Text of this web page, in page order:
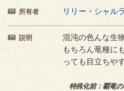
所有者 リリー・シャル
説明
混沌の色んな生
もちろん竜種に
っても目立ちや
特殊化前：覇竜の